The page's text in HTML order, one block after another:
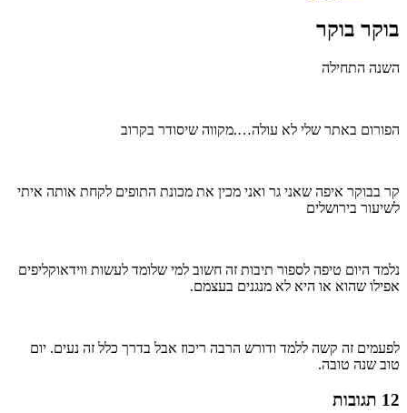
בוקר בוקר
השנה התחילה
הפורום באתר שלי לא עולה….מקווה שיסודר בקרוב
קר בבוקר איפה שאני גר ואני מכין את מכונת התופים לקחת אותה איתי
לשיעור בירושלים
נלמד היום טיפה לספור תיבות זה חשוב למי שלומד לעשות ווידאוקליפים
אפילו שהוא או היא לא מנגנים בעצמם.
לפעמים זה קשה ללמד ודורש הרבה ריכוז אבל בדרך כלל זה נעים. יום
טוב שנה טובה.
12 תגובות